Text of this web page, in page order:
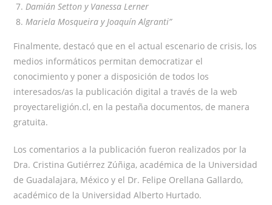
Damián Setton y Vanessa Lerner
Mariela Mosqueira y Joaquín Algranti”
Finalmente, destacó que en el actual escenario de crisis, los
medios informáticos permitan democratizar el
conocimiento y poner a disposición de todos los
interesados/as la publicación digital a través de la web
proyectareligión.cl, en la pestaña documentos, de manera
gratuita.
Los comentarios a la publicación fueron realizados por la
Dra. Cristina Gutiérrez Zúñiga, académica de la Universidad
de Guadalajara, México y el Dr. Felipe Orellana Gallardo,
académico de la Universidad Alberto Hurtado.